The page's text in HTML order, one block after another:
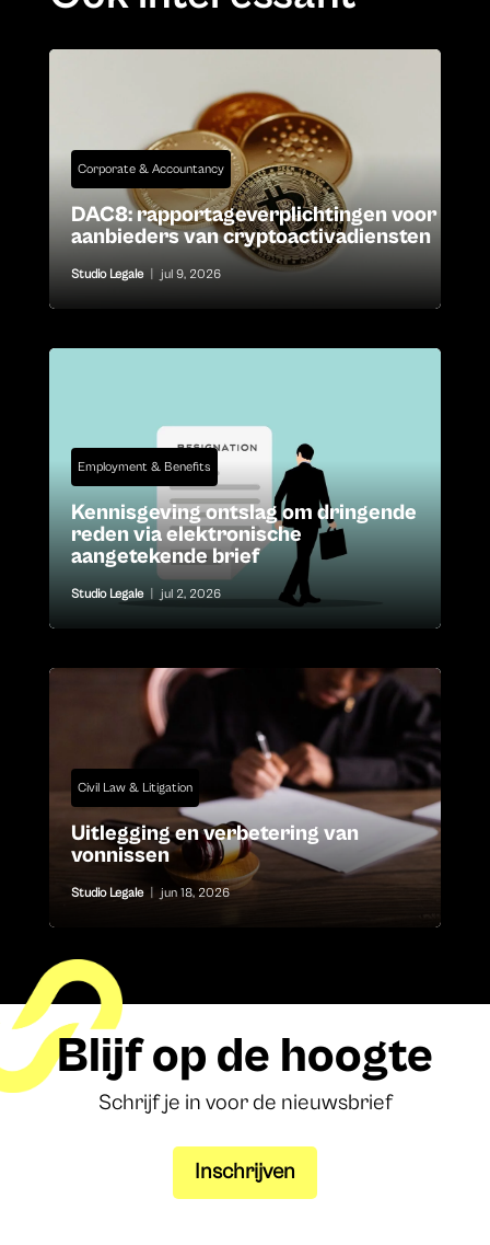
Corporate & Accountancy
DAC8: rapportageverplichtingen voor
aanbieders van cryptoactivadiensten
Studio Legale jul 9, 2026
Employment & Benefits
Kennisgeving ontslag om dringende
reden via elektronische
aangetekende brief
Studio Legale jul 2, 2026
Civil Law & Litigation
Uitlegging en verbetering van
vonnissen
Studio Legale jun 18, 2026
Blijf op de hoogte
Schrijf je in voor de nieuwsbrief
Inschrijven